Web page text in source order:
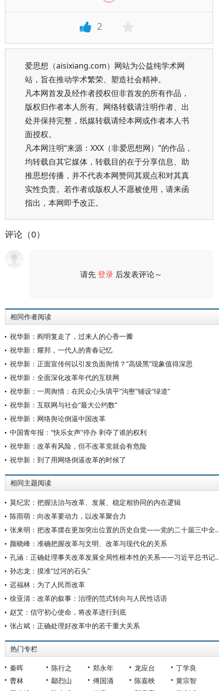
2
爱思想（aisixiang.com）网站为公益纯学术网
站，旨在推动学术繁荣、塑造社会精神。
凡本网首发及经作者授权但非首发的所有作品，
版权归作者本人所有。网络转载请注明作者、出
处并保持完整，纸媒转载请经本网或作者本人书
面授权。
凡本网注明“来源：XXX（非爱思想网）”的作品，
均转载自其它媒体，转载目的在于分享信息、助
推思想传播，并不代表本网赞同其观点和对其真
实性负责。若作者或版权人不愿被使用，请来函
指出，本网即予改正。
评论（0）
请先登录 后发表评论～
相同作者阅读
祝华新：阎明复走了，过来人的心香一瓣
祝华新：耀邦，一代人的青春记忆
祝华新：正面宣传何以引发负面舆情？“高级黑”现象值得深思
祝华新：全面深化改革年代的互联网
祝华新：一周舆情：在民众心头填平“沟壑”铺设“绿道”
祝华新：互联网与社会“最大公约数”
祝华新：网络舆论倒逼中国改革
中国青年报：“快乐女声”停办 剥夺了谁的权利
祝华新：改革有风险，但不改革党就会有危险
祝华新：到了用网络倒逼改革的时候了
相同主题阅读
莫纪宏：把握法治与改革、发展、稳定相协同的内在逻辑
陈雨萌：向改革要动力，以改革聚合力
张来明：把改革摆在更加突出位置
颜晓峰：准确把握改革与文明、改革与现代化的关系
孔涵：正确处理事关改革发展全局
孙志龙：摸准“过河的石头”
迟福林：为了人民而改革
徐亚清：改革的叙事：治理的范式转向与人民性话语
赵艾：信守初心使命，将改革进行到底
张占斌：正确处理好改革中的若干重大关系
热门专栏
秦晖 陈行之 郑永年 龙应台
丁学良
曹林
鄢烈山 傅国涌 陈嘉映
黄宗智